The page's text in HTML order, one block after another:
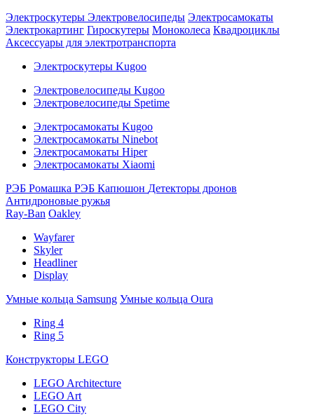
Электроскутеры Электровелосипеды Электросамокаты
Электрокартинг Гироскутеры Моноколеса Квадроциклы
Аксессуары для электротранспорта
Электроскутеры Kugoo
Электровелосипеды Kugoo
Электровелосипеды Spetime
Электросамокаты Kugoo
Электросамокаты Ninebot
Электросамокаты Hiper
Электросамокаты Xiaomi
РЭБ Ромашка РЭБ Капюшон Детекторы дронов
Антидроновые ружья
Ray-Ban Oakley
Wayfarer
Skyler
Headliner
Display
Умные кольца Samsung Умные кольца Oura
Ring 4
Ring 5
Конструкторы LEGO
LEGO Architecture
LEGO Art
LEGO City